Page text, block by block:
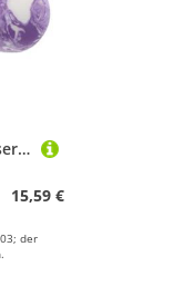
WHAMVOX Aquatische Wasserhanteln für Pool-übungen Eva-schaumstoff-dumbbells Widerstandsfähige Fitness-hanteln für Frauen und Gelenkschonendes Krafttraining Vielseitiges
15,59 €
der